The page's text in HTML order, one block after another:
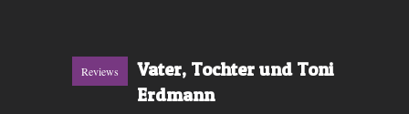
Reviews
Vater, Tochter und Toni
Erdmann